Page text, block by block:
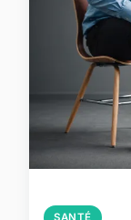
SANTÉ